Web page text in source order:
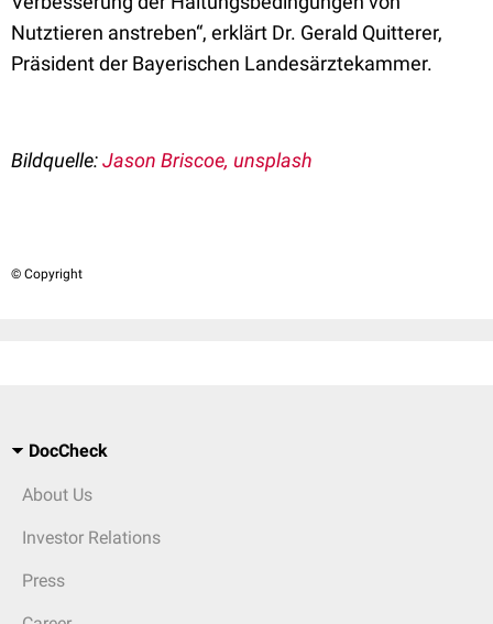
Nutztieren anstreben“, erklärt Dr. Gerald Quitterer,
Präsident der Bayerischen Landesärztekammer.
Bildquelle:Jason Briscoe, unsplash
© Copyright
DocCheck
About Us
Investor Relations
Press